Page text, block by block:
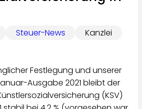
Steuer-News Kanzlei
Festlegung und unserer
Ausgabe 2021 bleibt der
(KSV)